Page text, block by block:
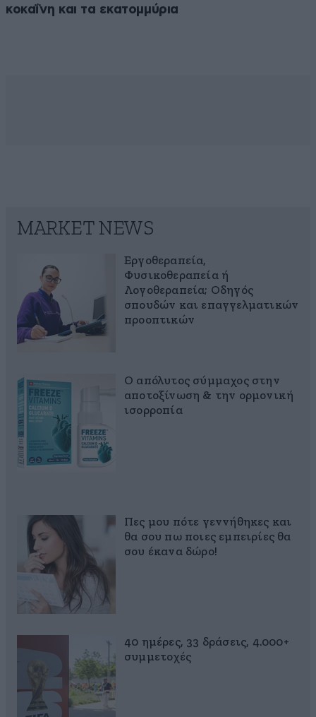
κοκαΐνη και τα εκατομμύρια
MARKET NEWS
Εργοθεραπεία,
Φυσικοθεραπεία ή
Λογοθεραπεία; Οδηγός
σπουδών και επαγγελματικών
προοπτικών
Ο απόλυτος σύμμαχος στην
αποτοξίνωση & την ορμονική
ισορροπία
Πες μου πότε γεννήθηκες και
θα σου πω ποιες εμπειρίες θα
σου έκανα δώρο!
40 ημέρες, 33 δράσεις, 4.000+
συμμετοχές